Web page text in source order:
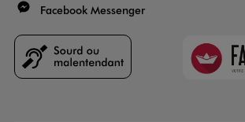
Facebook Messenger
Faciliti